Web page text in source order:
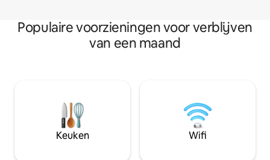
Populaire voorzieningen voor verblijven
van een maand
Keuken Wifi